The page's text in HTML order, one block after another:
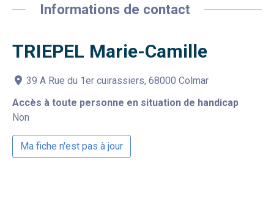
Informations de contact
TRIEPEL Marie-Camille
39 A Rue du 1er cuirassiers, 68000 Colmar
Accès à toute personne en situation de handicap
Non
Ma fiche n'est pas à jour